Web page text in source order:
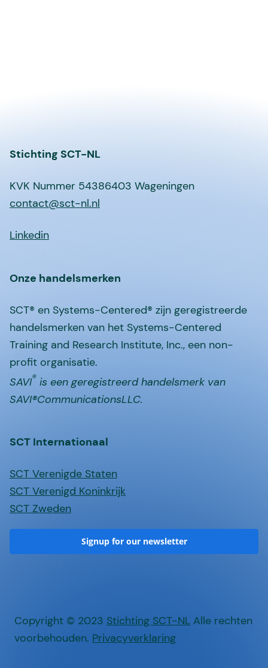
Stichting SCT-NL
KVK Nummer 54386403 Wageningen
contact@sct-nl.nl
Linkedin
Onze handelsmerken
SCT® en Systems-Centered® zijn geregistreerde
handelsmerken van het Systems-Centered
Training and Research Institute, Inc., een non-
profit organisatie.
SAVI® is een geregistreerd handelsmerk van
SAVI®CommunicationsLLC.
SCT Internationaal
SCT Verenigde Staten
SCT Verenigd Koninkrijk
SCT Zweden
Signup for our newsletter
Copyright © 2023 Stichting SCT-NL Alle rechten
voorbehouden. Privacyverklaring